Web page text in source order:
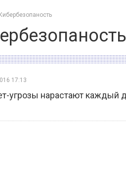
Кибербезопаность
17:13
угрозы нарастают каждый